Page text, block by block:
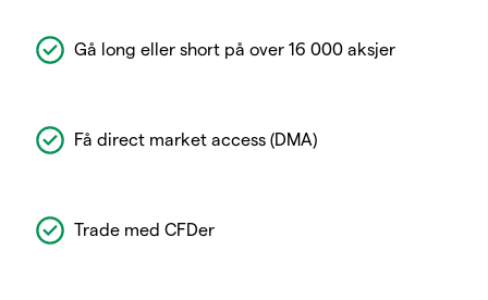
Gå long eller short på over 16 000 aksjer
Få direct market access (DMA)
Trade med CFDer